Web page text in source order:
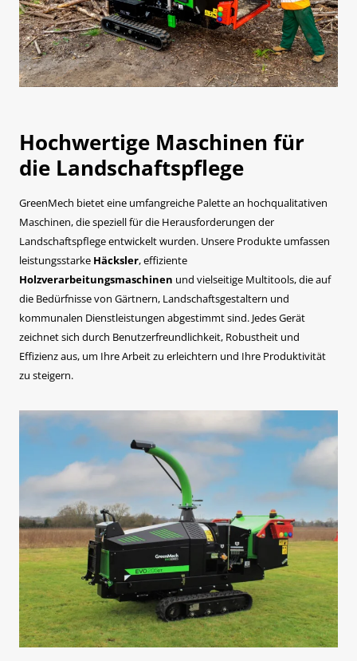
Hochwertige Maschinen für
die Landschaftspflege
GreenMech bietet eine umfangreiche Palette an hochqualitativen
Maschinen, die speziell für die Herausforderungen der
Landschaftspflege entwickelt wurden. Unsere Produkte umfassen
leistungsstarke Häcksler, effiziente
Holzverarbeitungsmaschinen und vielseitige Multitools, die auf
die Bedürfnisse von Gärtnern, Landschaftsgestaltern und
kommunalen Dienstleistungen abgestimmt sind. Jedes Gerät
zeichnet sich durch Benutzerfreundlichkeit, Robustheit und
Effizienz aus, um Ihre Arbeit zu erleichtern und Ihre Produktivität
zu steigern.